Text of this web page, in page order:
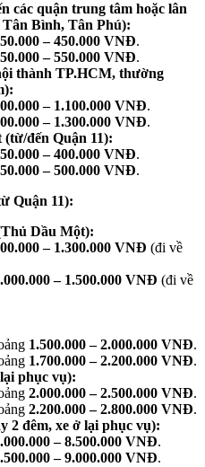
các quận trung tâm hoặc lân
Tân Bình, Tân Phú):
– 450.000 VNĐ.
– 550.000 VNĐ.
thành TP.HCM, thường
– 1.100.000 VNĐ.
– 1.300.000 VNĐ.
đến Quận 11):
– 400.000 VNĐ.
– 500.000 VNĐ.
Quận 11):
Dầu Một):
– 1.300.000 VNĐ (đi về
– 1.500.000 VNĐ (đi về
1.500.000 – 2.000.000 VNĐ.
1.700.000 – 2.200.000 VNĐ.
phục vụ):
2.000.000 – 2.500.000 VNĐ.
2.200.000 – 2.800.000 VNĐ.
2 đêm, xe ở lại phục vụ):
– 8.500.000 VNĐ.
– 9.000.000 VNĐ.